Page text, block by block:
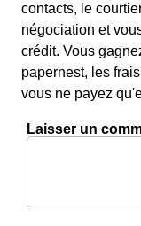
contacts, le
négociation et
crédit. Vous
papernest, les
vous ne payez
Laisser un